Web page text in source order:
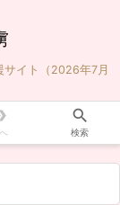
イト（2026年7月

検索